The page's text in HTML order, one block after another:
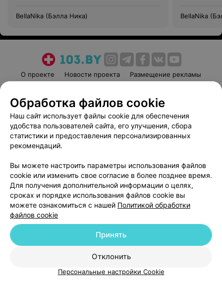
BellaNika (Бэлла Ника) BellaNika
О проекте Новости проекта
Размещение рекламы
Пользовательское соглашение
Способы оплаты
Вакансии
Партнеры
Написать руководителю 103.by
Обработка персональных данных
© 2026 ООО «Артокс Лаб», УНП 191700409
| 220012, Республика Беларусь,
Служба поддержки +375 291212755
Обработка файлов cookie
Наш сайт использует файлы cookie для обеспечения
удобства пользователей сайта, его улучшения, сбора
статистики и предоставления персонализированных
рекомендаций.
Вы можете настроить параметры использования файлов
cookie или изменить свое согласие в более позднее время.
Для получения дополнительной информации о целях,
сроках и порядке использования файлов cookie вы
можете ознакомиться с нашей Политикой обработки
файлов cookie
Отклонить
Принять
Персональные настройки Cookie